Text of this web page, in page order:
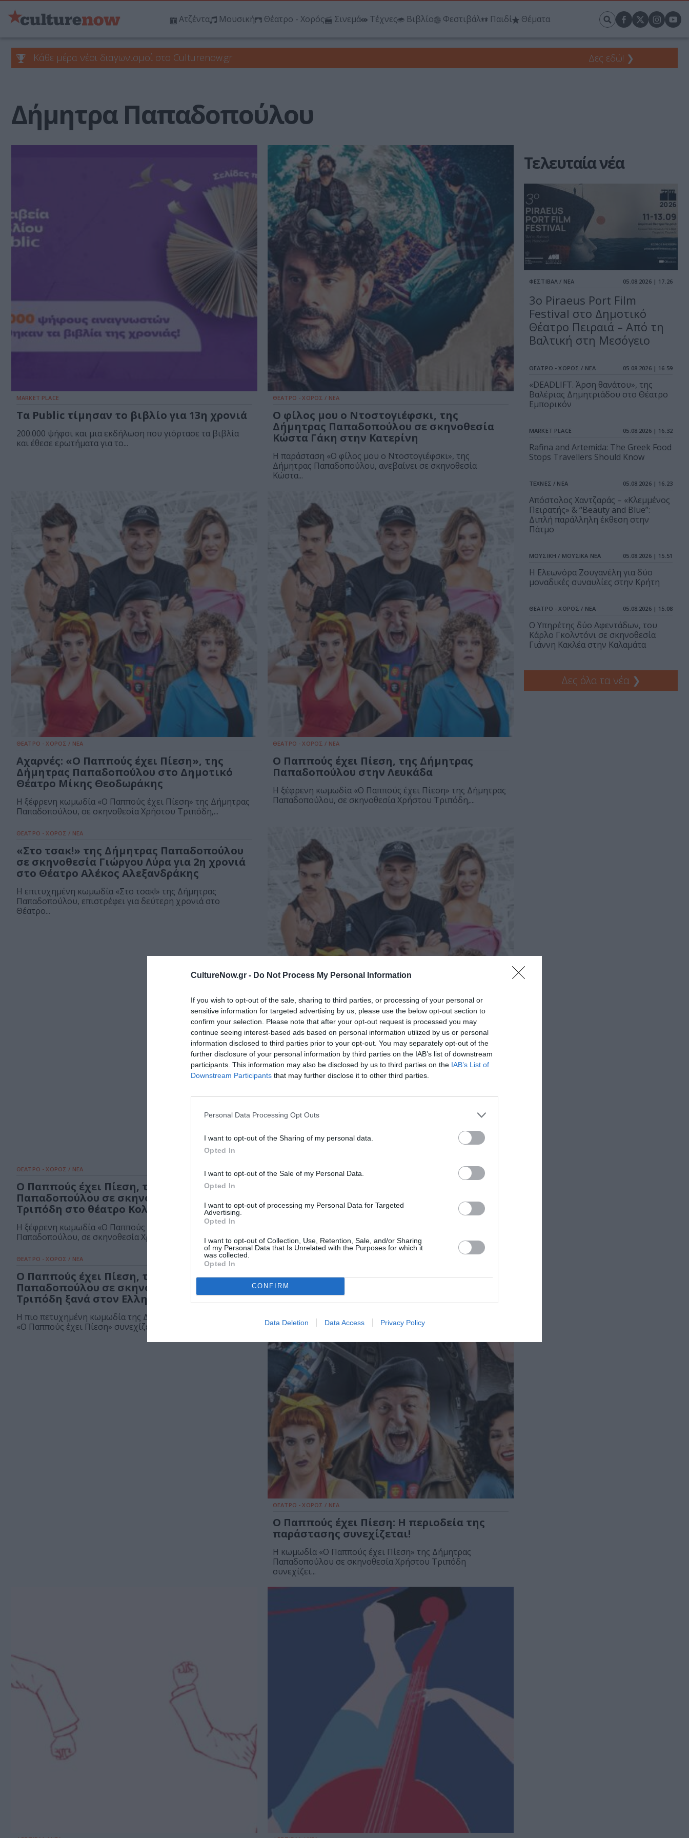
CultureNow.gr - Do Not Process My Personal Information
If you wish to opt-out of the sale, sharing to third parties, or processing of your personal or
sensitive information for targeted advertising by us, please use the below opt-out section to
confirm your selection. Please note that after your opt-out request is processed you may
continue seeing interest-based ads based on personal information utilized by us or personal
information disclosed to third parties prior to your opt-out. You may separately opt-out of the
further disclosure of your personal information by third parties on the IAB’s list of downstream
participants. This information may also be disclosed by us to third parties on the IAB’s List of
Downstream Participants that may further disclose it to other third parties.
Personal Data Processing Opt Outs
I want to opt-out of the Sharing of my personal data.
Opted In
I want to opt-out of the Sale of my Personal Data.
Opted In
I want to opt-out of processing my Personal Data for Targeted
Advertising.
Opted In
I want to opt-out of Collection, Use, Retention, Sale, and/or Sharing
of my Personal Data that Is Unrelated with the Purposes for which it
was collected.
Opted In
CONFIRM
Data Deletion Data Access Privacy Policy
Ατζέντα Μουσική Θέατρο - Χορός Σινεμά Τέχνες Βιβλίο Φεστιβάλ Παιδί Θέματα
Κάθε μέρα νέοι διαγωνισμοί στο Culturenow.gr Δες εδώ! ❯
Δήμητρα Παπαδοπούλου
MARKET PLACE
Τα Public τίμησαν το βιβλίο για 13η χρονιά
200.000 ψήφοι και μια εκδήλωση που γιόρτασε τα βιβλία
και έθεσε ερωτήματα για το...
ΘΕΑΤΡΟ - ΧΟΡΟΣ / ΝΕΑ
Ο φίλος μου ο Ντοστογιέφσκι, της
Δήμητρας Παπαδοπούλου σε σκηνοθεσία
Κώστα Γάκη στην Κατερίνη
Η παράσταση «Ο φίλος μου ο Ντοστογιέφσκι», της
Δήμητρας Παπαδοπούλου, ανεβαίνει σε σκηνοθεσία
Κώστα...
ΘΕΑΤΡΟ - ΧΟΡΟΣ / ΝΕΑ
Αχαρνές: «Ο Παππούς έχει Πίεση», της
Δήμητρας Παπαδοπούλου στο Δημοτικό
Θέατρο Μίκης Θεοδωράκης
Η ξέφρενη κωμωδία «Ο Παππούς έχει Πίεση» της Δήμητρας
Παπαδοπούλου, σε σκηνοθεσία Χρήστου Τριπόδη,...
ΘΕΑΤΡΟ - ΧΟΡΟΣ / ΝΕΑ
Ο Παππούς έχει Πίεση, της Δήμητρας
Παπαδοπούλου στην Λευκάδα
Η ξέφρενη κωμωδία «Ο Παππούς έχει Πίεση» της Δήμητρας
Παπαδοπούλου, σε σκηνοθεσία Χρήστου Τριπόδη,...
ΘΕΑΤΡΟ - ΧΟΡΟΣ / ΝΕΑ
«Στο τσακ!» της Δήμητρας Παπαδοπούλου
σε σκηνοθεσία Γιώργου Λύρα για 2η χρονιά
στο Θέατρο Αλέκος Αλεξανδράκης
Η επιτυχημένη κωμωδία «Στο τσακ!» της Δήμητρας
Παπαδοπούλου, επιστρέφει για δεύτερη χρονιά στο
Θέατρο...
ΘΕΑΤΡΟ - ΧΟΡΟΣ / ΝΕΑ
Ο Παππούς έχει Πίεση, της Δήμητρας
Ηλιούπολης «Δημήτρης Κιντής»
Η ξέφρενη κωμωδία Ο Παππούς έχει Πίεση της Δήμητρας
Παπαδοπούλου, σε σκηνοθεσία Χρήστου Τριπόδη,...
ΘΕΑΤΡΟ - ΧΟΡΟΣ / ΝΕΑ
Ο Παππούς έχει Πίεση, της Δήμητρας
Παπαδοπούλου σε σκηνοθεσία Χρήστου
Τριπόδη στο θέατρο Κολοσσαίον
Η ξέφρενη κωμωδία «Ο Παππούς έχει Πίεση» της Δήμητρας
Παπαδοπούλου, σε σκηνοθεσία Χρήστου Τριπόδη...
ΘΕΑΤΡΟ - ΧΟΡΟΣ / ΝΕΑ
Αλέκος Αλεξανδράκης
Παπαδοπούλου, μετά τη μεγάλη επιτυχία στη...
ΘΕΑΤΡΟ - ΧΟΡΟΣ / ΝΕΑ
Ο Παππούς έχει Πίεση, της Δήμητρας
Παπαδοπούλου σε σκηνοθεσία Χρήστου
Τριπόδη ξανά στον Ελληνικό Κόσμο
Η πιο πετυχημένη κωμωδία της Δήμητρας Παπαδοπούλου
«Ο Παππούς έχει Πίεση» συνεχίζεται στο Κέντρο...
ΘΕΑΤΡΟ - ΧΟΡΟΣ / ΝΕΑ
Ο Παππούς έχει Πίεση: Η περιοδεία της
παράστασης συνεχίζεται!
Η κωμωδία «Ο Παππούς έχει Πίεση» της Δήμητρας
Παπαδοπούλου σε σκηνοθεσία Χρήστου Τριπόδη
συνεχίζει...
Τελευταία νέα
ΦΕΣΤΙΒΑΛ / ΝΕΑ 05.08.2026 | 17.26
3o Piraeus Port Film
Festival στο Δημοτικό
Θέατρο Πειραιά – Από τη
Βαλτική στη Μεσόγειο
ΘΕΑΤΡΟ - ΧΟΡΟΣ / ΝΕΑ 05.08.2026 | 16.59
«DEADLIFT. Άρση θανάτου», της
Βαλέριας Δημητριάδου στο Θέατρο
Εμπορικόν
MARKET PLACE 05.08.2026 | 16.32
Rafina and Artemida: The Greek Food
Stops Travellers Should Know
ΤΕΧΝΕΣ / ΝΕΑ 05.08.2026 | 16.23
Απόστολος Χαντζαράς – «Κλεμμένος
Πειρατής» & “Beauty and Blue”:
Διπλή παράλληλη έκθεση στην
Πάτμο
ΜΟΥΣΙΚΗ / ΜΟΥΣΙΚΑ ΝΕΑ 05.08.2026 | 15.51
Η Ελεωνόρα Ζουγανέλη για δύο
μοναδικές συναυλίες στην Κρήτη
ΘΕΑΤΡΟ - ΧΟΡΟΣ / ΝΕΑ 05.08.2026 | 15.08
Ο Υπηρέτης δύο Αφεντάδων, του
Κάρλο Γκολντόνι σε σκηνοθεσία
Γιάννη Κακλέα στην Καλαμάτα
Δες όλα τα νέα ❯